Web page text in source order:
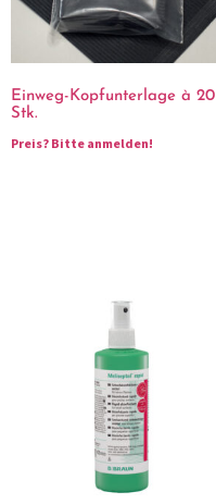
Einweg-Kopfunterlage à 20
Stk.
Preis? Bitte anmelden!